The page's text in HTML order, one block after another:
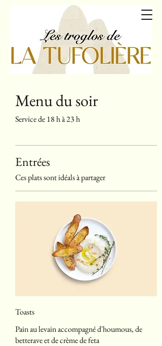
latufoliere.com
Menu du soir
Service de 18 h à 23 h
Entrées
Ces plats sont idéals à partager
Toasts
Pain au levain accompagné d'houmous, de
betterave et de crème de feta